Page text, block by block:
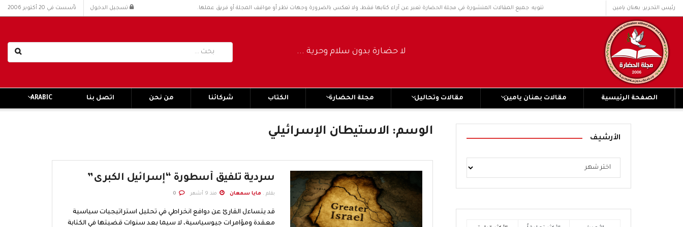
رئيس التحرير: بهنان يامين تنويه: جميع المقالات المنشورة في مجلة الحضارة تعبر عن آراء كتابها فقط، ولا تعكس بالضرورة وجهات نظر أو مواقف المجلة أو فريق عملها. تسجيل الدخول تأسست في 20 أكتوبر 2006
لا حضارة بدون سلام وحرية ..... No civilization without peace and freedom
الصفحة الرئيسية مقالات بهنان يامين مقالات وتحاليل مجلة الحضارة الكتاب شركائنا من نحن اتصل بنا ARABIC
الوسم: الاستيطان الإسرائيلي
سردية تلفيق أسطورة “إسرائيل الكبرى”
بقلم . مايا سمعان منذ 9 أشهر
قد يتساءل القارئ عن دوافع انخراطي في تحليل استراتيجيات سياسية
معقدة ومؤامرات جيوسياسية، لا سيما بعد سنوات قضيتها في الكتابة
الأرشيف